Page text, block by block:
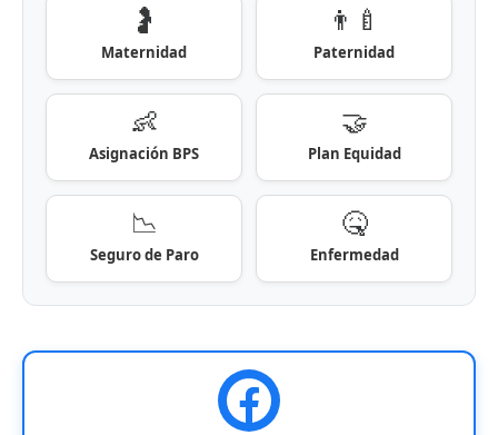
🤰
Maternidad
👨‍🍼
Paternidad
👶
Asignación BPS
🤝
Plan Equidad
📉
Seguro de Paro
🤒
Enfermedad